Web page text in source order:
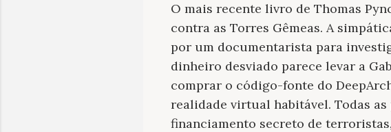
O mais recente livro de Thomas
contra as Torres Gêmeas. A
por um documentarista para
dinheiro desviado parece levar a
comprar o código-fonte do
realidade virtual habitável. Todas
financiamento secreto de